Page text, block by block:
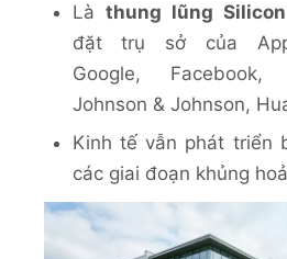
Là thung lũng
đặt trụ sở của
Google,
Johnson & Johnson,
Kinh tế vẫn phát triển
các giai đoạn khủng